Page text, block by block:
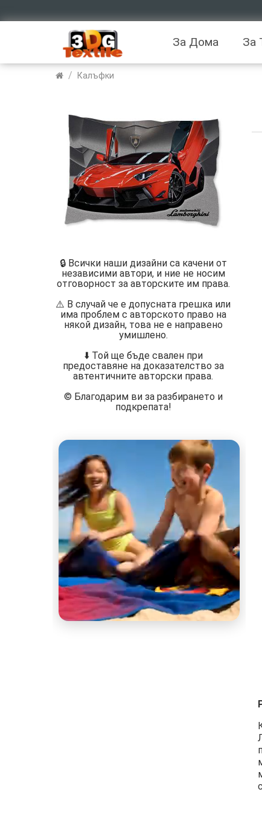
За Дома За
/ Калъфки
🔒 Всички наши дизайни са качени от
независими автори, и ние не носим
отговорност за авторските им права.
⚠️ В случай че е допусната грешка или
има проблем с авторското право на
някой дизайн, това не е направено
умишлено.
⬇️ Той ще бъде свален при
предоставяне на доказателство за
автентичните авторски права.
©️ Благодарим ви за разбирането и
подкрепата!